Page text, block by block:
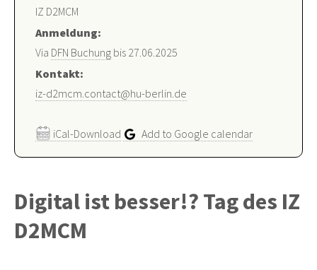
IZ D2MCM
Anmeldung:
Via DFN Buchungbis 27.06.2025
Kontakt:
iz-d2mcm.contact@hu-berlin.de
iCal-Download Add to Google calendar
Digital ist besser!? Tag des IZ
D2MCM